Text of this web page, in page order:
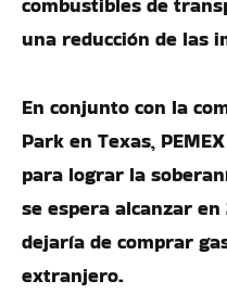
una reducción de las
En conjunto con la
Park en Texas,
para lograr la
se espera alcanzar
dejaría de comprar
extranjero.